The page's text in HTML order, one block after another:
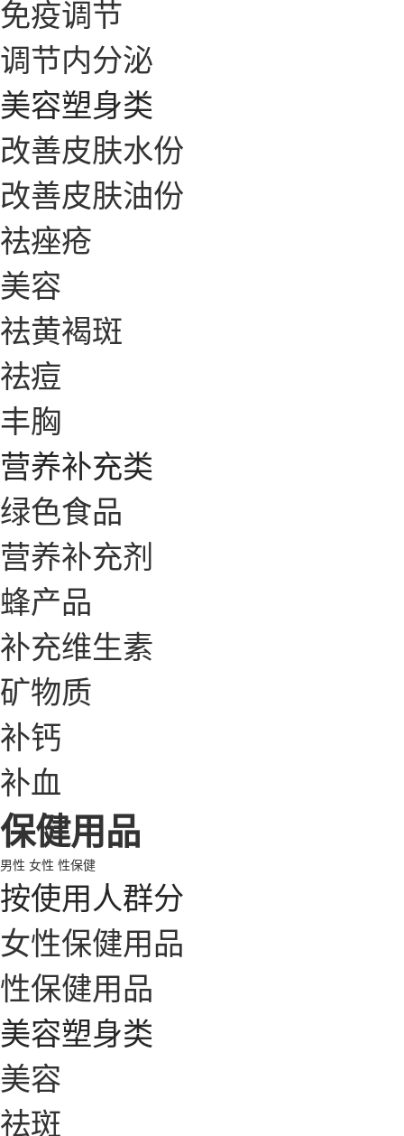
免疫调节
调节内分泌
美容塑身类
改善皮肤水份
改善皮肤油份
祛痤疮
美容
祛黄褐斑
祛痘
丰胸
营养补充类
绿色食品
营养补充剂
蜂产品
补充维生素
矿物质
补钙
补血
保健用品
男性 女性 性保健
按使用人群分
女性保健用品
性保健用品
美容塑身类
美容
祛斑